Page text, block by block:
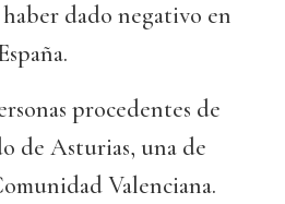
dado negativo en
procedentes de
de Asturias, una de
Valenciana.